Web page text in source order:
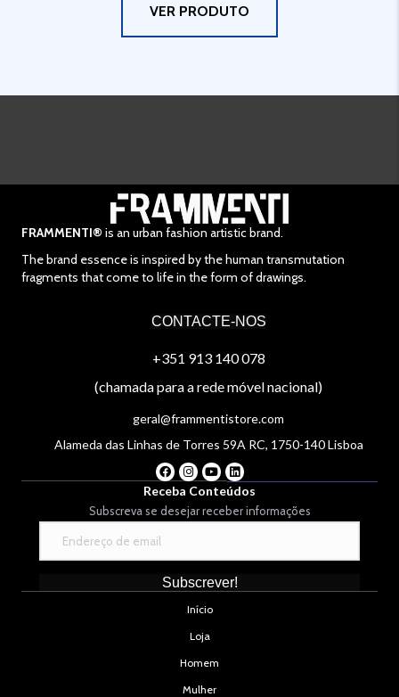
VER PRODUTO
FRAMMENTI® is an urban fashion artistic brand.
The brand essence is inspired by the human transmutation
fragments that come to life in the form of drawings.
CONTACTE-NOS
+351 913 140 078
(chamada para a rede móvel nacional)
geral@frammentistore.com
Alameda das Linhas de Torres 59A RC, 1750-140 Lisboa
Receba Conteúdos
Subscreva se desejar receber informações
Subscrever!
Início
Loja
Homem
Mulher